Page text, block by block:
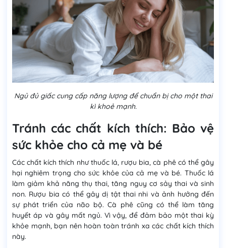
Ngủ đủ giấc cung cấp năng lượng để chuẩn bị cho một thai
kì khoẻ mạnh.
Tránh các chất kích thích: Bảo vệ
sức khỏe cho cả mẹ và bé
Các chất kích thích như thuốc lá, rượu bia, cà phê có thể gây
hại nghiêm trọng cho sức khỏe của cả mẹ và bé. Thuốc lá
làm giảm khả năng thụ thai, tăng nguy cơ sảy thai và sinh
non. Rượu bia có thể gây dị tật thai nhi và ảnh hưởng đến
sự phát triển của não bộ. Cà phê cũng có thể làm tăng
huyết áp và gây mất ngủ. Vì vậy, để đảm bảo một thai kỳ
khỏe mạnh, bạn nên hoàn toàn tránh xa các chất kích thích
này.